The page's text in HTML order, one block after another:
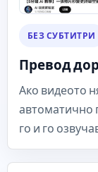
БЕЗ СУБТИТРИ
Превод
Ако видеото
автоматично
го и го